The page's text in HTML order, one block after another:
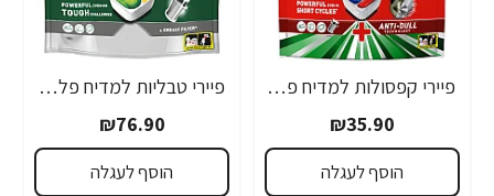
פיירי קפסולות למדיח פלטינום 30 יחידות - מבית FAIRY
₪35.90
הוסף לעגלה
פיירי טבליות למדיח פלטינום 96 יחידות - מבית FAIRY
₪76.90
הוסף לעגלה